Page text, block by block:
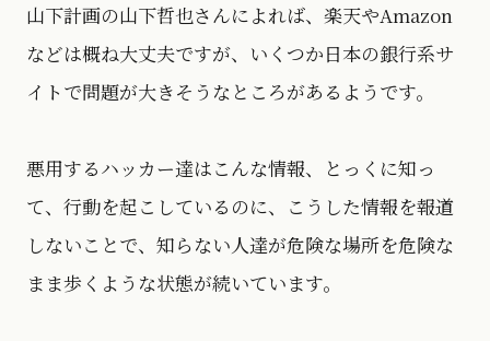
山下計画の山下哲也さんによれば、楽天やAmazon
などは概ね大丈夫ですが、いくつか日本の銀行系サ
イトで問題が大きそうなところがあるようです。
悪用するハッカー達はこんな情報、とっくに知っ
て、行動を起こしているのに、こうした情報を報道
しないことで、知らない人達が危険な場所を危険な
まま歩くような状態が続いています。